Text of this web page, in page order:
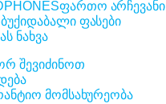
ფართო არჩევანი
დაბალი ფასები
ნახვა
შევიძინოთ
მომსახურეობა